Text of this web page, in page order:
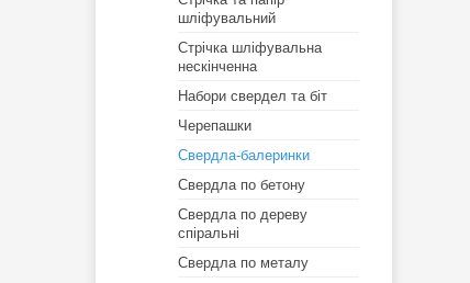
шліфувальний
Стрічка шліфувальна
нескінченна
Набори свердел та біт
Черепашки
Свердла-балеринки
Свердла по бетону
Свердла по дереву
спіральні
Свердла по металу